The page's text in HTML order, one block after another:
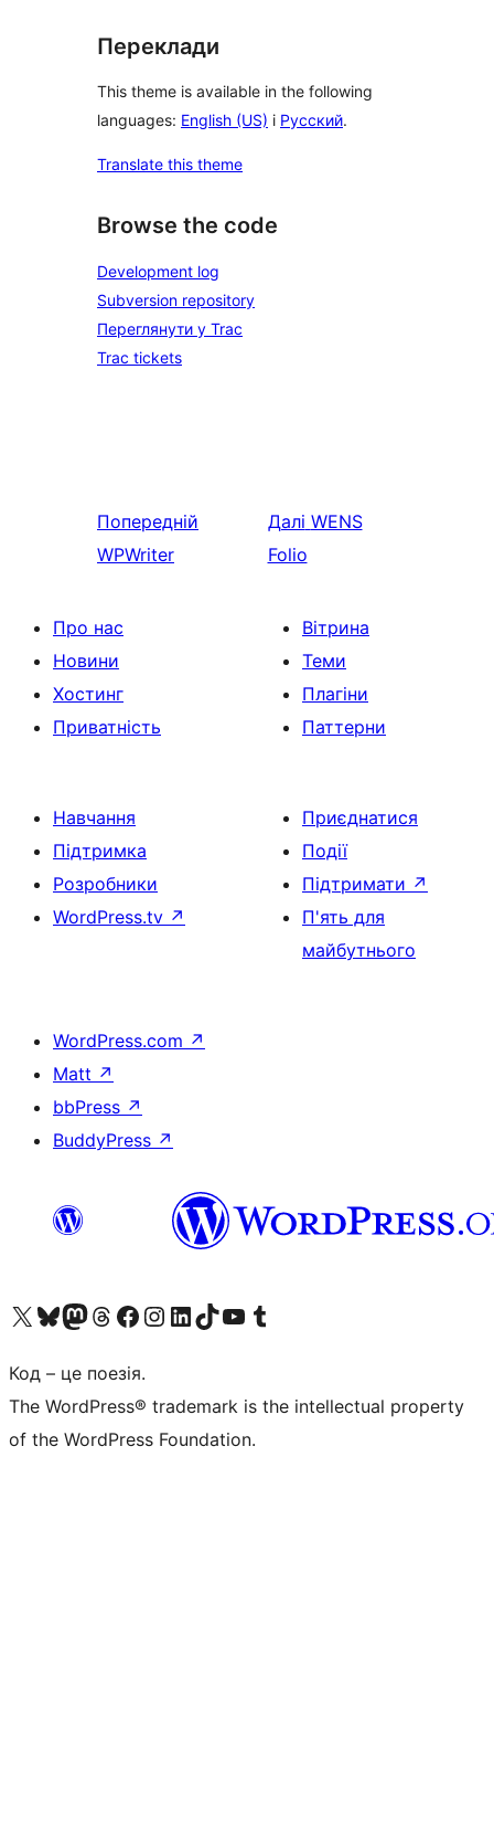
Переклади
This theme is available in the following
languages: English (US) і Русский.
Translate this theme
Browse the code
Development log
Subversion repository
Переглянути у Trac
Trac tickets
Попередній
WPWriter
Далі WENS
Folio
Про нас
Новини
Хостинг
Приватність
Вітрина
Теми
Плагіни
Паттерни
Навчання
Підтримка
Розробники
WordPress.tv ↗
Приєднатися
Події
Підтримати ↗
П'ять для
майбутнього
WordPress.com ↗
Matt ↗
bbPress ↗
BuddyPress ↗
Visit our X (formerly Twitter) account
Visit our Bluesky account
Завітайте до нашої стрічки в Mastodon
Visit our Threads account
Завітайте на нашу сторінку в Facebook
Visit our Instagram account
Visit our LinkedIn account
Visit our TikTok account
Visit our YouTube channel
Visit our Tumblr account
Код – це поезія.
The WordPress® trademark is the intellectual property
of the WordPress Foundation.